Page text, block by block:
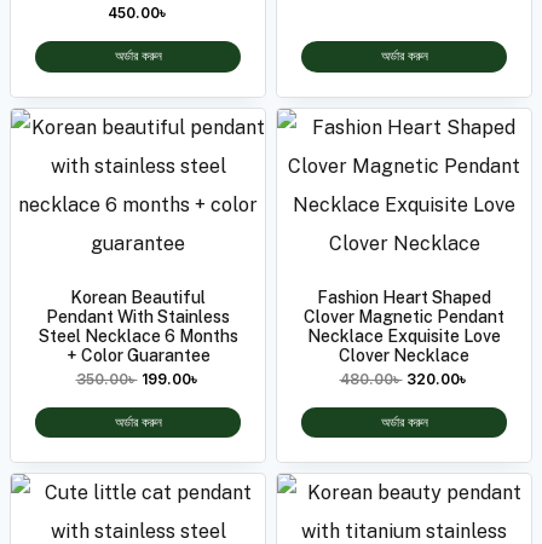
450.00৳
অর্ডার করুন অর্ডার করুন
Korean Beautiful
Pendant With Stainless
Steel Necklace 6 Months
+ Color Guarantee
350.00৳ 199.00৳
অর্ডার করুন
Fashion Heart Shaped
Clover Magnetic Pendant
Necklace Exquisite Love
Clover Necklace
480.00৳ 320.00৳
অর্ডার করুন